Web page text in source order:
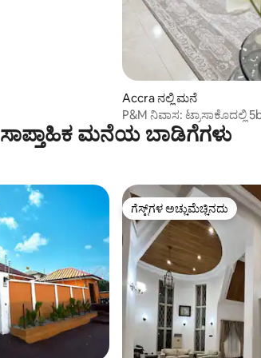
Accra ನಲ್ಲಿ ಮನೆ
P&M ನಿವಾಸ: ಟ್ರಾಸಾಕೊದಲ್ಲಿ
ಸಾಪ್ತಾಹಿಕ ಮನೆಯ ಬಾಡಿಗೆಗಳು
ಗೆಸ್ಟ್‌ಗಳ ಅಚ್ಚುಮೆಚ್ಚಿನದು
ಗೆಸ್ಟ್‌ಗಳ ಅಚ್ಚುಮೆಚ್ಚಿನದು